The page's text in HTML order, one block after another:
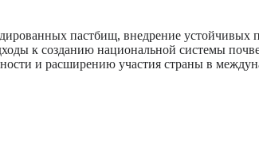
пастбищ, внедрение
к созданию национальной системы
и расширению участия страны в